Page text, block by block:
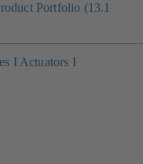
Portfolio (13.1
I Actuators I